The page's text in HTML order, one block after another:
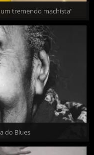
um tremendo machista”
do Blues